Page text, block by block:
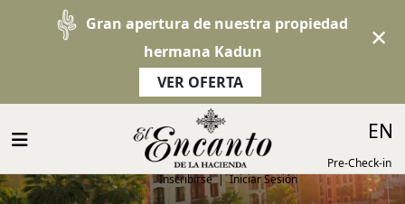
EN
Inscribirse|Iniciar Sesión
Pre-Check-in
Gran apertura de nuestra propiedad
hermana Kadun
VER OFERTA
×